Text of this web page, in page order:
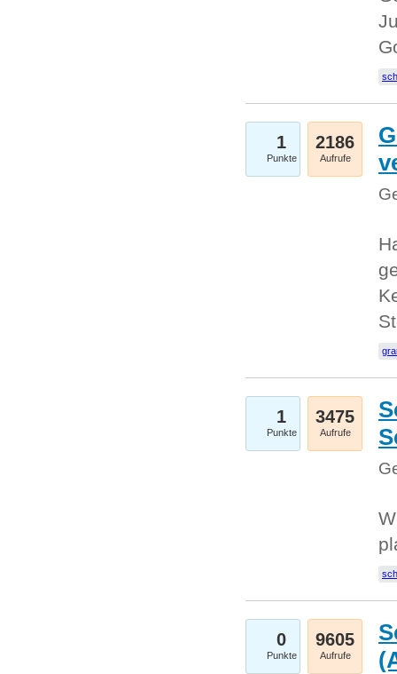
1
Punkte
2186
Aufrufe
1
Punkte
3475
Aufrufe
0
Punkte
9605
Aufrufe